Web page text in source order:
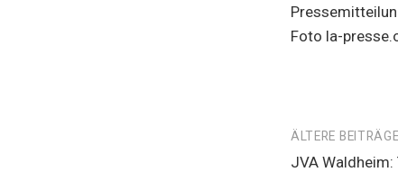
Foto la-
ÄLTERE BEITRÄGE
JVA